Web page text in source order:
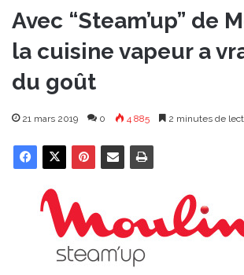
Avec “Steam’up” de
la cuisine vapeur a
du goût
21 mars 2019 0 4 885 2 minutes de